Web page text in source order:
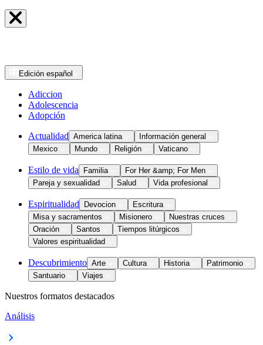
Edición español
Adiccion
Adolescencia
Adopción
Actualidad America latina
Información general
Mexico
Mundo Religión Vaticano
Estilo de vida Familia
For Her &amp; For Men
Pareja y sexualidad
Salud Vida profesional
Espiritualidad Devocion
Escritura
Misa y sacramentos
Misionero
Nuestras cruces
Oración
Santos
Tiempos litúrgicos
Valores espiritualidad
Descubrimiento Arte Cultura Historia
Patrimonio
Santuario
Viajes
Nuestros formatos destacados
Análisis